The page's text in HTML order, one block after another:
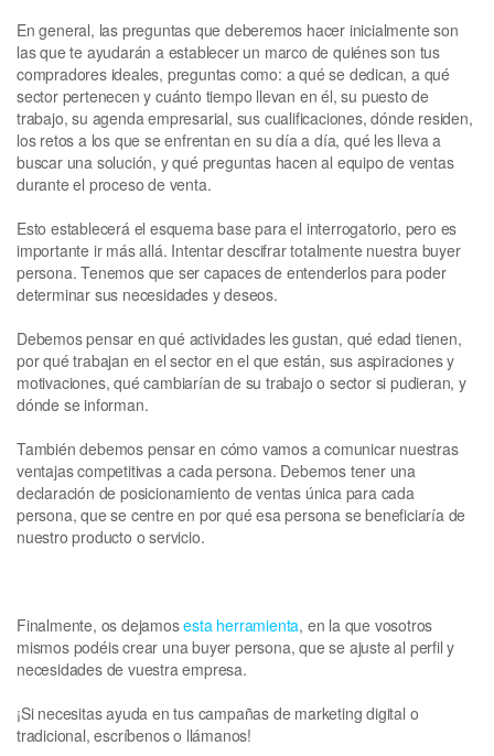
En general, las preguntas que deberemos hacer inicialmente son
las que te ayudarán a establecer un marco de quiénes son tus
compradores ideales, preguntas como: a qué se dedican, a qué
sector pertenecen y cuánto tiempo llevan en él, su puesto de
trabajo, su agenda empresarial, sus cualificaciones, dónde residen,
los retos a los que se enfrentan en su día a día, qué les lleva a
buscar una solución, y qué preguntas hacen al equipo de ventas
durante el proceso de venta.
Esto establecerá el esquema base para el interrogatorio, pero es
importante ir más allá. Intentar descifrar totalmente nuestra buyer
persona. Tenemos que ser capaces de entenderlos para poder
determinar sus necesidades y deseos.
Debemos pensar en qué actividades les gustan, qué edad tienen,
por qué trabajan en el sector en el que están, sus aspiraciones y
motivaciones, qué cambiarían de su trabajo o sector si pudieran, y
dónde se informan.
También debemos pensar en cómo vamos a comunicar nuestras
ventajas competitivas a cada persona. Debemos tener una
declaración de posicionamiento de ventas única para cada
persona, que se centre en por qué esa persona se beneficiaría de
nuestro producto o servicio.
Finalmente, os dejamosesta herramienta, en la que vosotros
mismos podéis crear una buyer persona, que se ajuste al perfil y
necesidades de vuestra empresa.
¡Si necesitas ayuda en tus campañas de marketing digital o
tradicional, escríbenos o llámanos!